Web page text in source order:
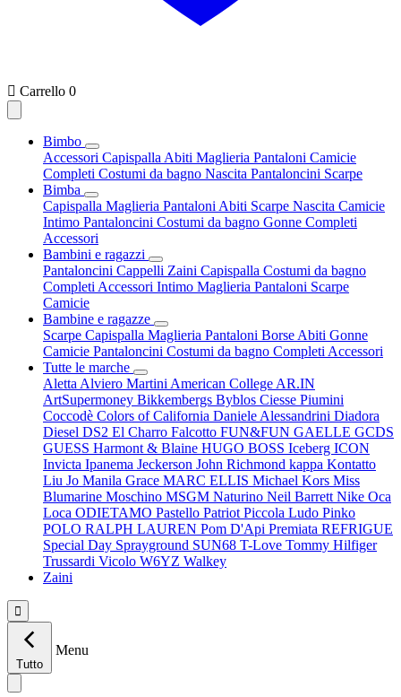
 Carrello 0
Bimbo
Accessori Capispalla Abiti Maglieria Pantaloni Camicie
Completi Costumi da bagno Nascita Pantaloncini Scarpe
Bimba
Capispalla Maglieria Pantaloni Abiti Scarpe Nascita Camicie
Intimo Pantaloncini Costumi da bagno Gonne Completi
Accessori
Bambini e ragazzi
Pantaloncini Cappelli Zaini Capispalla Costumi da bagno
Completi Accessori Intimo Maglieria Pantaloni Scarpe
Camicie
Bambine e ragazze
Scarpe Capispalla Maglieria Pantaloni Borse Abiti Gonne
Camicie Pantaloncini Costumi da bagno Completi Accessori
Tutte le marche
Aletta Alviero Martini American College AR.IN
ArtSupermoney Bikkembergs Byblos Ciesse Piumini
Coccodè Colors of California Daniele Alessandrini Diadora
Diesel DS2 El Charro Falcotto FUN&FUN GAELLE GCDS
GUESS Harmont & Blaine HUGO BOSS Iceberg ICON
Invicta Ipanema Jeckerson John Richmond kappa Kontatto
Liu Jo Manila Grace MARC ELLIS Michael Kors Miss
Blumarine Moschino MSGM Naturino Neil Barrett Nike Oca
Loca ODIETAMO Pastello Patriot Piccola Ludo Pinko
POLO RALPH LAUREN Pom D'Api Premiata REFRIGUE
Special Day Sprayground SUN68 T-Love Tommy Hilfiger
Trussardi Vicolo W6YZ Walkey
Zaini

Tutto
Menu